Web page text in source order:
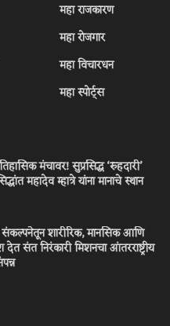
महा राजकारण
महा रोजगार
महा विचारधन
महा स्पोर्ट्स
मंचावर! सुप्रसिद्ध ‘रुहदारी’
महादेव म्हात्रे यांना मानाचे स्थान
संकल्पनेतून शारीरिक, मानसिक आणि
संत निरंकारी मिशनचा आंतरराष्ट्रीय